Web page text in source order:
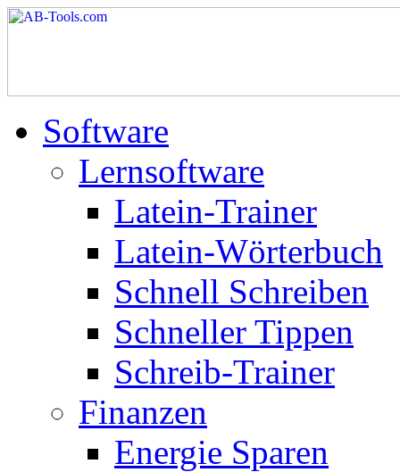
Software
Lernsoftware
Latein-Trainer
Latein-Wörterbuch
Schnell Schreiben
Schneller Tippen
Schreib-Trainer
Finanzen
Energie Sparen